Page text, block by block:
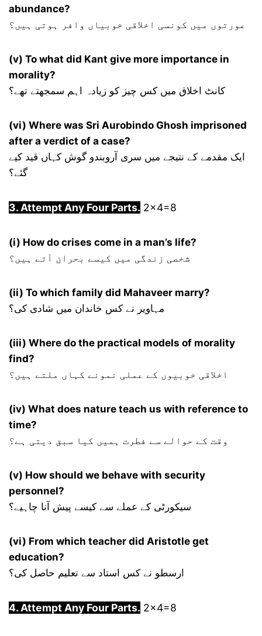
abundance?
عورتوں میں کونسی اخلاقی خوبیاں وافر ہوتی ہیں؟
(v) To what did Kant give more importance in
morality?
کانٹ اخلاق میں کس چیز کو زیادہ اہم سمجھتے تھے؟
(vi) Where was Sri Aurobindo Ghosh imprisoned
after a verdict of a case?
ایک مقدمے کے نتیجے میں سری آروبندو گوش کہاں قید کیے
گئے؟
3. Attempt Any Four Parts. 2×4=8
(i) How do crises come in a man’s life?
شخصی زندگی میں کیسے بحران آتے ہیں؟
(ii) To which family did Mahaveer marry?
مہاویر نے کس خاندان میں شادی کی؟
(iii) Where do the practical models of morality
find?
اخلاقی خوبیوں کے عملی نمونے کہاں ملتے ہیں؟
(iv) What does nature teach us with reference to
time?
وقت کے حوالے سے فطرت ہمیں کیا سبق دیتی ہے؟
(v) How should we behave with security
personnel?
سیکورٹی کے عملے سے کیسے پیش آنا چاہیے؟
(vi) From which teacher did Aristotle get
education?
ارسطو نے کس استاد سے تعلیم حاصل کی؟
4. Attempt Any Four Parts. 2×4=8